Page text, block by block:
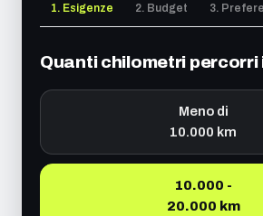
1. Esigenze 2. Budget 3.
Quanti chilometri percorri
Meno di
10.000 km
10.000 -
20.000 km